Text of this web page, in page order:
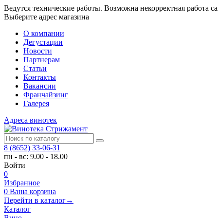
Ведутся технические работы. Возможна некорректная работа
Выберите адрес магазина
О компании
Дегустации
Новости
Партнерам
Статьи
Контакты
Вакансии
Франчайзинг
Галерея
Адреса винотек
8 (8652) 33-06-31
пн - вс: 9.00 - 18.00
Войти
0
Избранное
0 Ваша корзина
Перейти в каталог→
Каталог